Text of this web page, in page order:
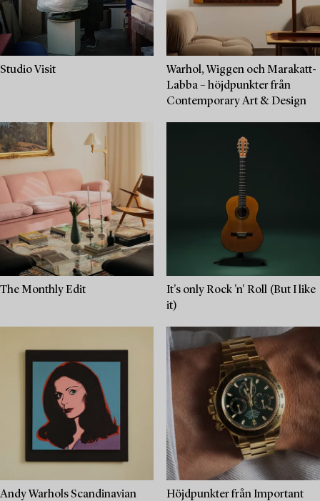
Studio Visit
Warhol, Wiggen och Marakatt-
Labba – höjdpunkter från
Contemporary Art & Design
The Monthly Edit
It's only Rock 'n' Roll (But I like
it)
Andy Warhols Scandinavian
Höjdpunkter från Important